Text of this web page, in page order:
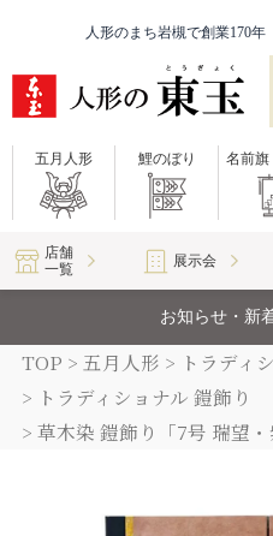
人形のまち岩槻で創業170
五月人形 鯉のぼり 名前旗
店舗
一覧
展示会
お知らせ・新
TOP 五月人形
トラディ
トラディショナル 鎧飾り
草木染 鎧飾り「7号 瑞望・